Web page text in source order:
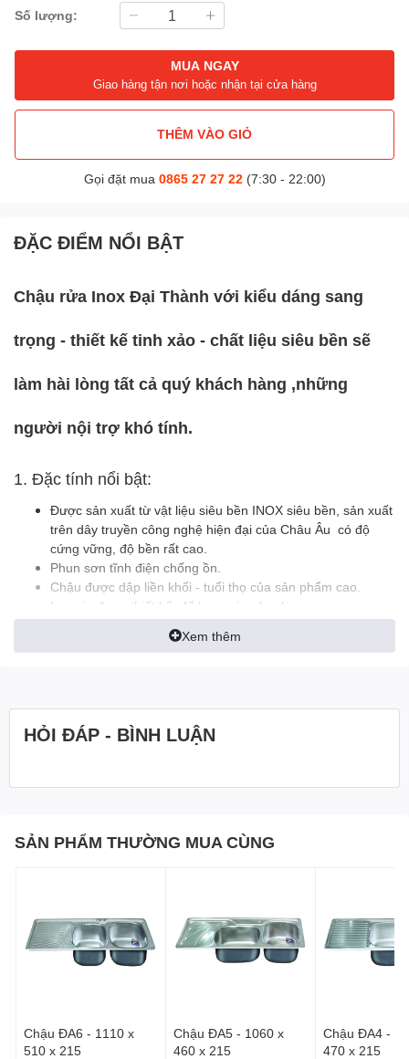
Số lượng:
MUA NGAY
Giao hàng tận nơi hoặc nhận tại cửa hàng
THÊM VÀO GIỎ
Gọi đặt mua 0865 27 27 22(7:30 - 22:00)
ĐẶC ĐIỂM NỔI BẬT
Chậu rửa Inox Đại Thành với kiểu dáng sang
trọng - thiết kế tinh xảo - chất liệu siêu bền sẽ
làm hài lòng tất cả quý khách hàng ,những
người nội trợ khó tính.
1. Đặc tính nổi bật:
Được sản xuất từ vật liệu siêu bền INOX siêu bền, sản xuất
trên dây truyền công nghệ hiện đại của Châu Âu có độ
cứng vững, độ bền rất cao.
Phun sơn tĩnh điện chống ồn.
Chậu được dập liền khối - tuổi thọ của sản phẩm cao.
Lọc rác được thiết kế để lọc nước nhanh.
2. Lưu ý khi sử dụng:
vì có khả năng trầy xước, thủng. móp méo.
Không sử dụng hoặc để lẫn với axit, các chất có độ ăn mòn
Xem thêm
HỎI ĐÁP - BÌNH LUẬN
SẢN PHẨM THƯỜNG MUA CÙNG
Chậu ĐA6 - 1110 x
510 x 215
Chậu ĐA5 - 1060 x
460 x 215
Chậu ĐA4 -
470 x 215